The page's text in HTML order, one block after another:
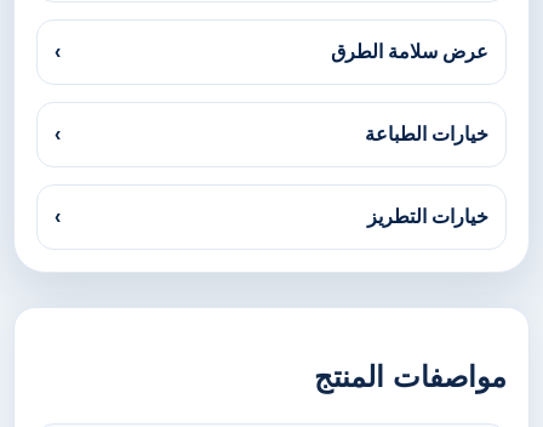
عرض سلامة الطرق ›
خيارات الطباعة ›
خيارات التطريز ›
مواصفات المنتج